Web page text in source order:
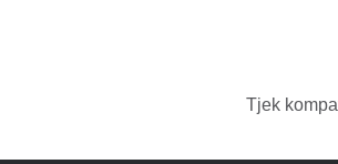
Tjek